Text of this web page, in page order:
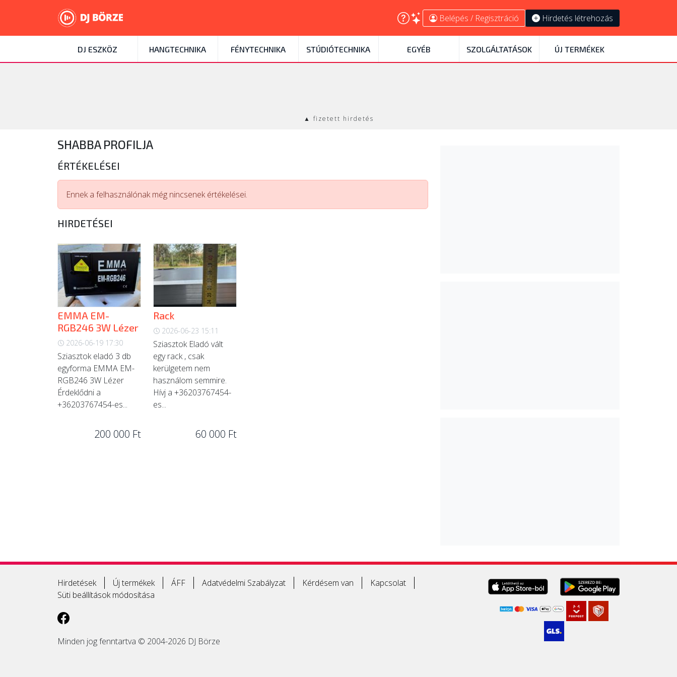
Belépés / Regisztráció Hirdetés létrehozás
DJ ESZKÖZ HANGTECHNIKA FÉNYTECHNIKA STÚDIÓTECHNIKA EGYÉB SZOLGÁLTATÁSOK ÚJ TERMÉKEK
▲ fizetett hirdetés
SHABBA PROFILJA
ÉRTÉKELÉSEI
Ennek a felhasználónak még nincsenek értékelései.
HIRDETÉSEI
EMMA EM-
RGB246 3W Lézer
2026-06-19 17:30
Sziasztok eladó 3 db
egyforma EMMA EM-
RGB246 3W Lézer
Érdeklődni a
+36203767454-es...
200 000 Ft
Rack
2026-06-23 15:11
Sziasztok Eladó vált
egy rack , csak
kerülgetem nem
használom semmire.
Hívj a +36203767454-
es...
60 000 Ft
Hirdetések Új termékek ÁFF Adatvédelmi Szabályzat Kérdésem van
Kapcsolat
Süti beállítások módosítása
Minden jog fenntartva © 2004-2026 DJ Börze